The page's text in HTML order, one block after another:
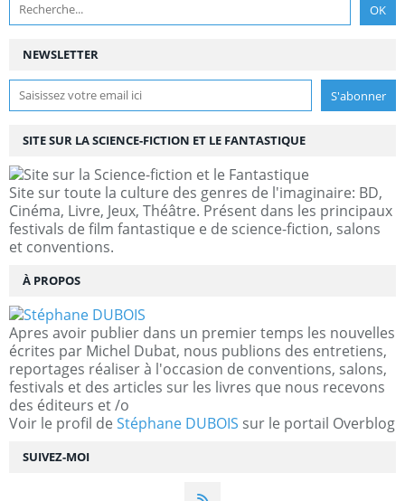
NEWSLETTER
SUIVEZ-MOI
SITE SUR LA SCIENCE-FICTION ET LE FANTASTIQUE
Site sur toute la culture des genres de l'imaginaire: BD,
Cinéma, Livre, Jeux, Théâtre. Présent dans les principaux
festivals de film fantastique e de science-fiction, salons
et conventions.
À PROPOS
Apres avoir publier dans un premier temps les nouvelles
écrites par Michel Dubat, nous publions des entretiens,
reportages réaliser à l'occasion de conventions, salons,
festivals et des articles sur les livres que nous recevons
des éditeurs et /o
Voir le profil de Stéphane DUBOIS sur le portail Overblog